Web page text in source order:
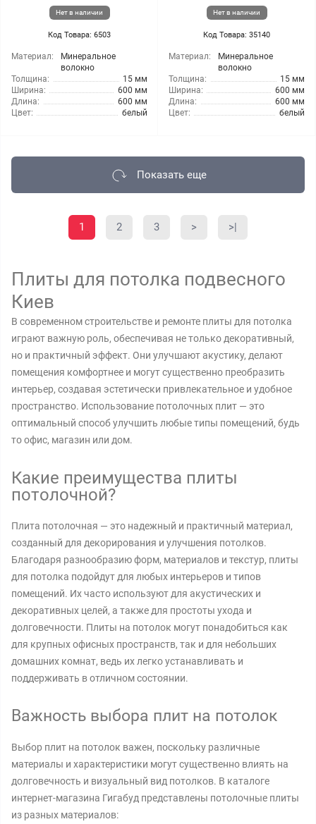
Нет в наличии
Код Товара: 6503
Материал:
Минеральное
волокно
Толщина:
15 мм
Ширина:
600 мм
Длина:
600 мм
Цвет:
белый
Нет в наличии
Код Товара: 35140
Материал:
Минеральное
волокно
Толщина:
15 мм
Ширина:
600 мм
Длина:
600 мм
Цвет:
белый
Показать еще
1 2 3 > >|
Плиты для потолка подвесного
Киев
В современном строительстве и ремонте плиты для потолка
играют важную роль, обеспечивая не только декоративный,
но и практичный эффект. Они улучшают акустику, делают
помещения комфортнее и могут существенно преобразить
интерьер, создавая эстетически привлекательное и удобное
пространство. Использование потолочных плит — это
оптимальный способ улучшить любые типы помещений, будь
то офис, магазин или дом.
Какие преимущества плиты
потолочной?
Плита потолочная — это надежный и практичный материал,
созданный для декорирования и улучшения потолков.
Благодаря разнообразию форм, материалов и текстур, плиты
для потолка подойдут для любых интерьеров и типов
помещений. Их часто используют для акустических и
декоративных целей, а также для простоты ухода и
долговечности. Плиты на потолок могут понадобиться как
для крупных офисных пространств, так и для небольших
домашних комнат, ведь их легко устанавливать и
поддерживать в отличном состоянии.
Важность выбора плит на потолок
Выбор плит на потолок важен, поскольку различные
материалы и характеристики могут существенно влиять на
долговечность и визуальный вид потолков. В каталоге
интернет-магазина Гигабуд представлены потолочные плиты
из разных материалов: